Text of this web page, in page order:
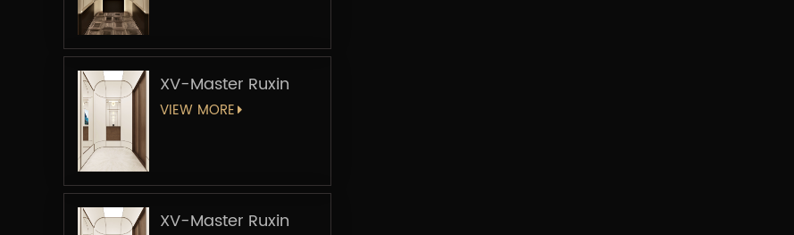
XV-Master Ruxin
VIEW MORE
XV-Master Ruxin